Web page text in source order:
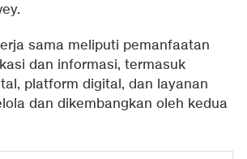
sama meliputi pemanfaatan
dan informasi, termasuk
platform digital, dan layanan
dan dikembangkan oleh kedua